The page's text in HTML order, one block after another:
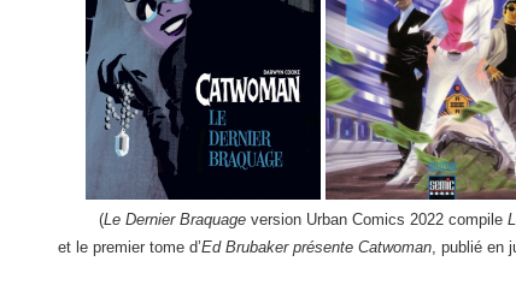
(Le Dernier Braquage version Urban Comics 2022 compile
et le premier tome d’Ed Brubaker présente Catwoman, publié en